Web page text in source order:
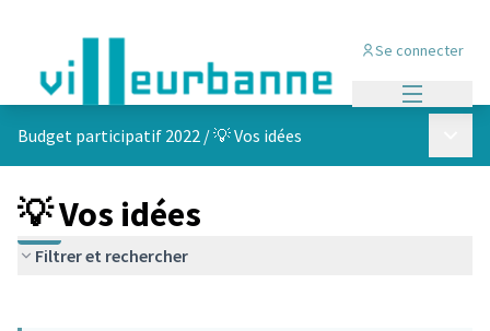
Se connecter
Budget participatif 2022 /💡 Vos idées
💡 Vos idées
Filtrer et rechercher